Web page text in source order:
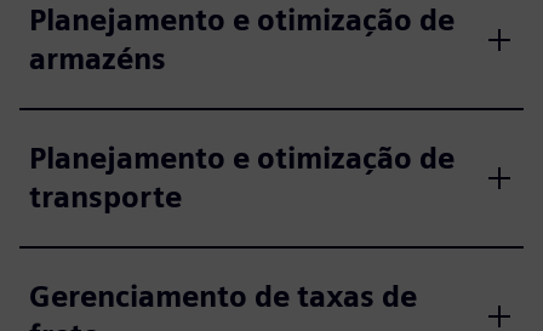
Planejamento e otimização de
armazéns
Planejamento e otimização de
transporte
Gerenciamento de taxas de